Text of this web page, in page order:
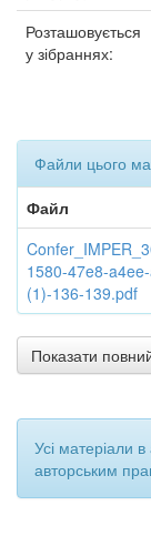
Розташовується
у зібраннях:
Файли цього
Файл
1580-47e8-
(1)-136-139.pdf
Показати
Усі матеріали
авторським